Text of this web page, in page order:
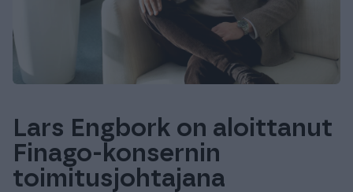
Lars Engbork on aloittanut
Finago-konsernin
toimitusjohtajana